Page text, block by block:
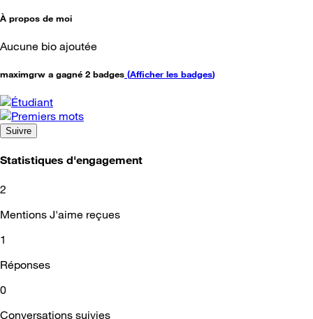
À propos de moi
Aucune bio ajoutée
maximgrw a gagné 2 badges (Afficher les badges)
Suivre
Statistiques d'engagement
2
Mentions J'aime reçues
1
Réponses
0
Conversations suivies